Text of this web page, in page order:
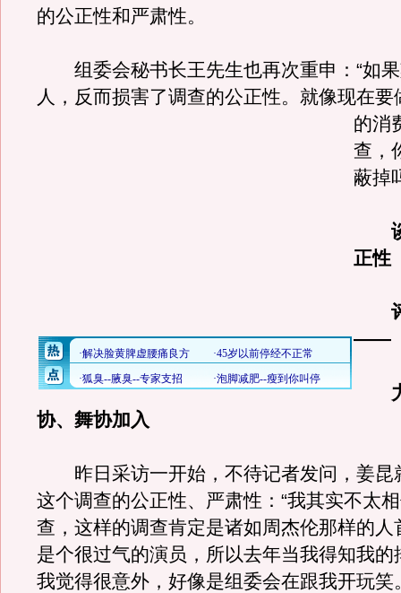
的公正性和严肃性。
组委会秘书长王先生也再次重申：“如果
人，反而损害了调查的公正性。 就像现在要
的消
查，
蔽掉
谈
正性
评
——
力
协、舞协加入
昨日采访一开始，不待记者发问，姜昆
这个调查的公正性、严肃性：“我其实不太
查，这样的调查肯定是诸如周杰伦那样的人
是个很过气的演员，所以去年当我得知我的
我觉得很意外，好像是组委会在跟我开玩笑